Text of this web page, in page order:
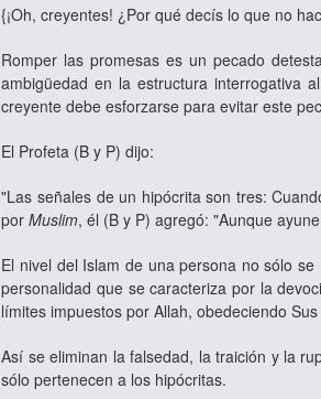
{¡Oh, creyentes! ¿Por qué decís lo que no
Romper las promesas es un pecado
ambigüedad en la estructura interrogativa
creyente debe esforzarse para evitar este
El Profeta (B y P) dijo:
"Las señales de un hipócrita son tres:
porMuslim, él (B y P) agregó: "Aunque
El nivel del Islam de una persona no sólo
personalidad que se caracteriza por la
límites impuestos por Allah, obedeciendo
Así se eliminan la falsedad, la traición y la
sólo pertenecen a los hipócritas.